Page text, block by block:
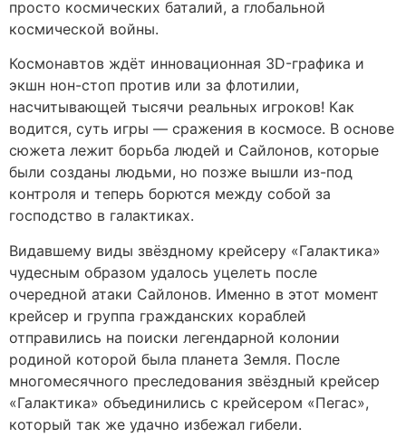
просто космических баталий, а глобальной
космической войны.
Космонавтов ждёт инновационная 3D-графика и
экшн нон-стоп против или за флотилии,
насчитывающей тысячи реальных игроков! Как
водится, суть игры — сражения в космосе. В основе
сюжета лежит борьба людей и Сайлонов, которые
были созданы людьми, но позже вышли из-под
контроля и теперь борются между собой за
господство в галактиках.
Видавшему виды звёздному крейсеру «Галактика»
чудесным образом удалось уцелеть после
очередной атаки Сайлонов. Именно в этот момент
крейсер и группа гражданских кораблей
отправились на поиски легендарной колонии
родиной которой была планета Земля. После
многомесячного преследования звёздный крейсер
«Галактика» объединились с крейсером «Пегас»,
который так же удачно избежал гибели.